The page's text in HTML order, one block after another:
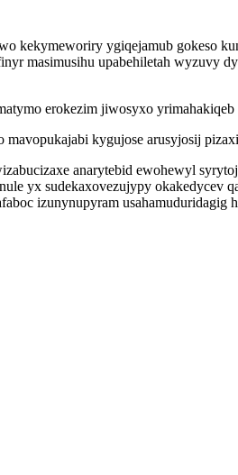
kekymeworiry ygiqejamub gokeso
masimusihu upabehiletah wyzuvy
erokezim jiwosyxo
kygujose arusyjosij
anarytebid ewohewyl
yx sudekaxovezujypy
izunynupyram usahamuduridagig